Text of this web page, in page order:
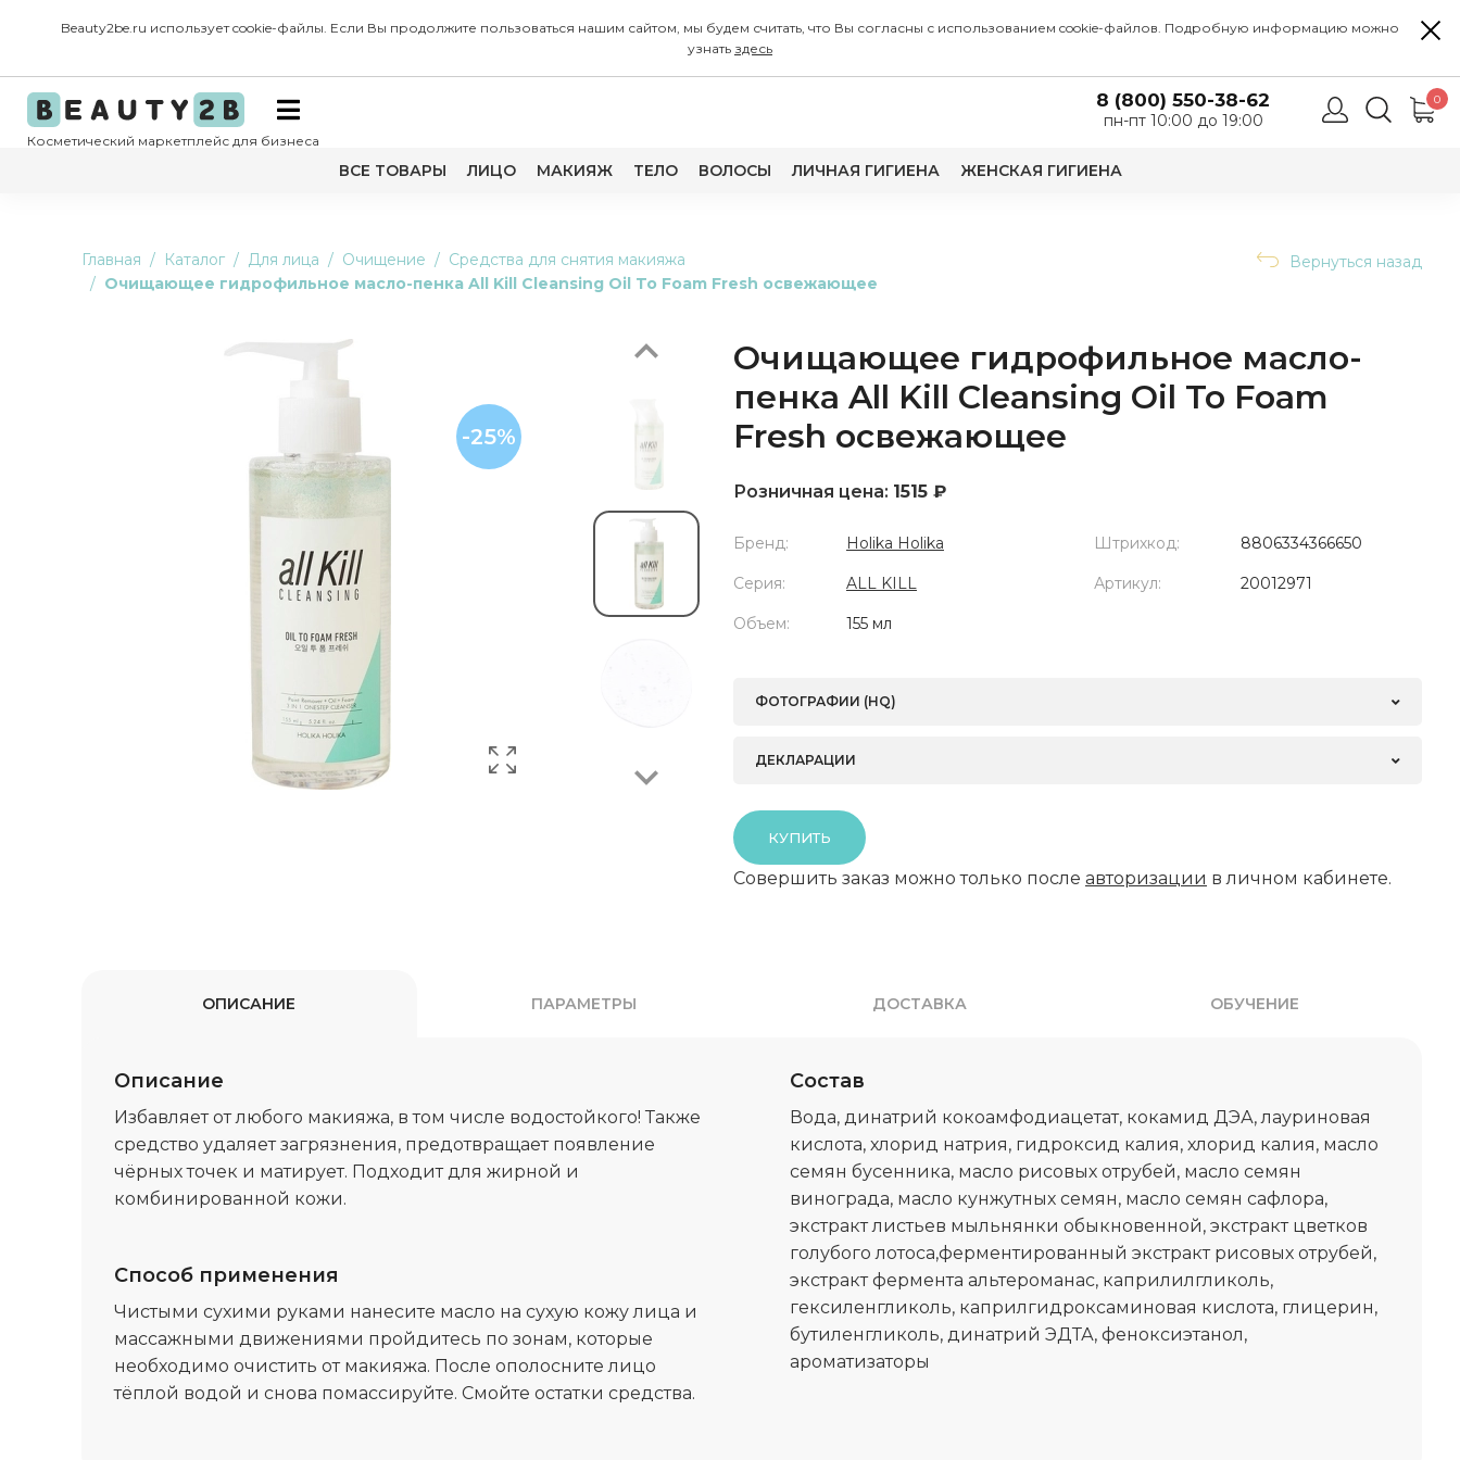
Beauty2be.ru использует cookie-файлы. Если Вы продолжите пользоваться нашим сайтом, мы будем считать, что Вы согласны с использованием cookie-файлов. Подробную информацию можно
узнать здесь
Косметический маркетплейс для бизнеса
8 (800) 550-38-62
пн-пт 10:00 до 19:00
0
ВСЕ ТОВАРЫ ЛИЦО МАКИЯЖ ТЕЛО ВОЛОСЫ ЛИЧНАЯ ГИГИЕНА ЖЕНСКАЯ ГИГИЕНА
Главная Каталог Для лица Очищение
Средства для снятия макияжа
Очищающее гидрофильное масло-пенка All Kill Cleansing Oil To Foam Fresh освежающее
Вернуться назад
-25%
Очищающее гидрофильное масло-
пенка All Kill Cleansing Oil To Foam
Fresh освежающее
Розничная цена: 1515 ₽
Бренд: Holika Holika Штрихкод: 8806334366650
Серия: ALL KILL Артикул: 20012971
Объем: 155 мл
ФОТОГРАФИИ (HQ)
ДЕКЛАРАЦИИ
КУПИТЬ
Совершить заказ можно только после авторизации в личном кабинете.
ОПИСАНИЕ ПАРАМЕТРЫ ДОСТАВКА ОБУЧЕНИЕ
Описание
Избавляет от любого макияжа, в том числе водостойкого! Также
средство удаляет загрязнения, предотвращает появление
чёрных точек и матирует. Подходит для жирной и
комбинированной кожи.
Способ применения
Чистыми сухими руками нанесите масло на сухую кожу лица и
массажными движениями пройдитесь по зонам, которые
необходимо очистить от макияжа. После ополосните лицо
тёплой водой и снова помассируйте. Смойте остатки средства.
Состав
Вода, динатрий кокоамфодиацетат, кокамид ДЭА, лауриновая
кислота, хлорид натрия, гидроксид калия, хлорид калия, масло
семян бусенника, масло рисовых отрубей, масло семян
винограда, масло кунжутных семян, масло семян сафлора,
экстракт листьев мыльнянки обыкновенной, экстракт цветков
голубого лотоса,ферментированный экстракт рисовых отрубей,
экстракт фермента альтероманас, каприлилгликоль,
гексиленгликоль, каприлгидроксаминовая кислота, глицерин,
бутиленгликоль, динатрий ЭДТА, феноксиэтанол,
ароматизаторы